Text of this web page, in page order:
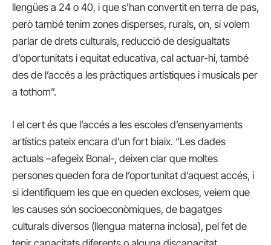
llengües a 24 o 40, i que s’han convertit en terra de pas,
però també tenim zones disperses, rurals, on, si volem
parlar de drets culturals, reducció de desigualtats
d’oportunitats i equitat educativa, cal actuar-hi, també
des de l’accés a les pràctiques artístiques i musicals per
a tothom”.
I el cert és que l’accés a les escoles d’ensenyaments
artístics pateix encara d’un fort biaix. “Les dades
actuals –afegeix Bonal-, deixen clar que moltes
persones queden fora de l’oportunitat d’aquest accés, i
si identifiquem les que en queden excloses, veiem que
les causes són socioeconòmiques, de bagatges
culturals diversos (llengua materna inclosa), pel fet de